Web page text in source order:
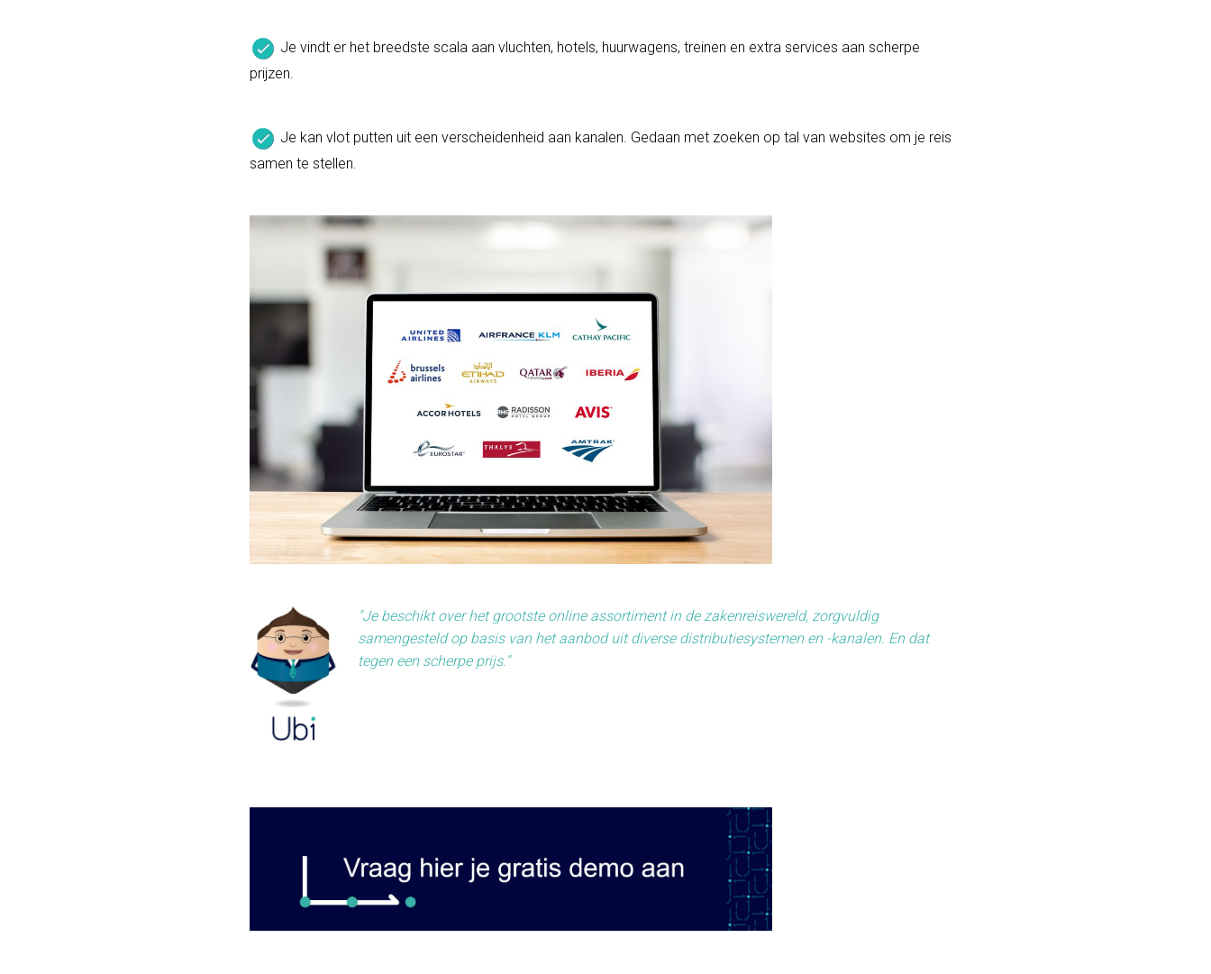
Je vindt er het breedste scala aan vluchten, hotels, huurwagens, treinen en extra services aan scherpe
prijzen.
Je kan vlot putten uit een verscheidenheid aan kanalen. Gedaan met zoeken op tal van websites om je reis
samen te stellen.
"Je beschikt over het grootste online assortiment in de zakenreiswereld, zorgvuldig
samengesteld op basis van het aanbod uit diverse distributiesystemen en -kanalen. En dat
tegen een scherpe prijs."